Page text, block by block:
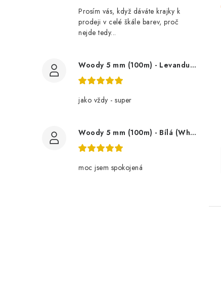
Prosím vás, když dáváte krajky k
prodeji v celé škále barev, proč
nejde tedy...
Woody 5 mm (100m) - Levandule (Lavender)
jako vždy - super
Woody 5 mm (100m) - Bílá (White)
moc jsem spokojená